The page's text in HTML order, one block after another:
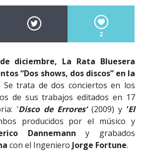
2
diciembre, La Rata Bluesera
“Dos shows, dos discos” en la
Se trata de dos conciertos en los
de sus trabajos editados en 17
‘Disco de Errores’(2009) y ‘El
producidos por el músico y
Dannemann y grabados
con el Ingeniero Jorge Fortune.